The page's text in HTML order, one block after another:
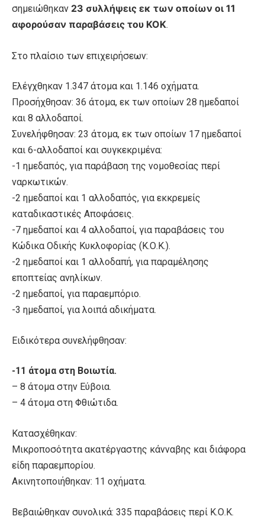
σημειώθηκαν 23 συλλήψεις εκ των οποίων οι 11
αφορούσαν παραβάσεις του ΚΟΚ.
Στο πλαίσιο των επιχειρήσεων:
Ελέγχθηκαν 1.347 άτομα και 1.146 οχήματα.
Προσήχθησαν: 36 άτομα, εκ των οποίων 28 ημεδαποί
και 8 αλλοδαποί.
Συνελήφθησαν: 23 άτομα, εκ των οποίων 17 ημεδαποί
και 6-αλλοδαποί και συγκεκριμένα:
-1 ημεδαπός, για παράβαση της νομοθεσίας περί
ναρκωτικών.
-2 ημεδαποί και 1 αλλοδαπός, για εκκρεμείς
καταδικαστικές Αποφάσεις.
-7 ημεδαποί και 4 αλλοδαποί, για παραβάσεις του
Κώδικα Οδικής Κυκλοφορίας (Κ.Ο.Κ.).
-2 ημεδαποί και 1 αλλοδαπή, για παραμέλησης
εποπτείας ανηλίκων.
-2 ημεδαποί, για παραεμπόριο.
-3 ημεδαποί, για λοιπά αδικήματα.
Ειδικότερα συνελήφθησαν:
-11 άτομα στη Βοιωτία.
– 8 άτομα στην Εύβοια.
– 4 άτομα στη Φθιώτιδα.
Κατασχέθηκαν:
Μικροποσότητα ακατέργαστης κάνναβης και διάφορα
είδη παραεμπορίου.
Ακινητοποιήθηκαν: 11 οχήματα.
Βεβαιώθηκαν συνολικά: 335 παραβάσεις περί Κ.Ο.Κ.